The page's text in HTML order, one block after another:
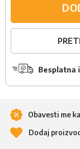
Besplatna
Obavesti me
Dodaj